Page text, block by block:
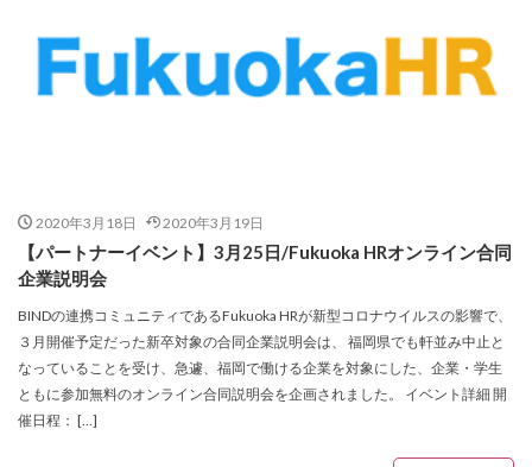
2020年3月18日 2020年3月19日
【パートナーイベント】3月25日/Fukuoka HRオンライン合同
企業説明会
BINDの連携コミュニティであるFukuoka HRが新型コロナウイルスの影響で、
３月開催予定だった新卒対象の合同企業説明会は、 福岡県でも軒並み中止と
なっていることを受け、急遽、福岡で働ける企業を対象にした、企業・学生
ともに参加無料のオンライン合同説明会を企画されました。 イベント詳細 開
催日程： […]